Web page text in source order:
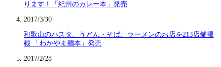
ります！「紀州のカレー本」発売
2017/3/30
和歌山のパスタ、うどん・そば、ラーメンのお店を213店舗掲
載 「わかやま麺本」発売
2017/2/28